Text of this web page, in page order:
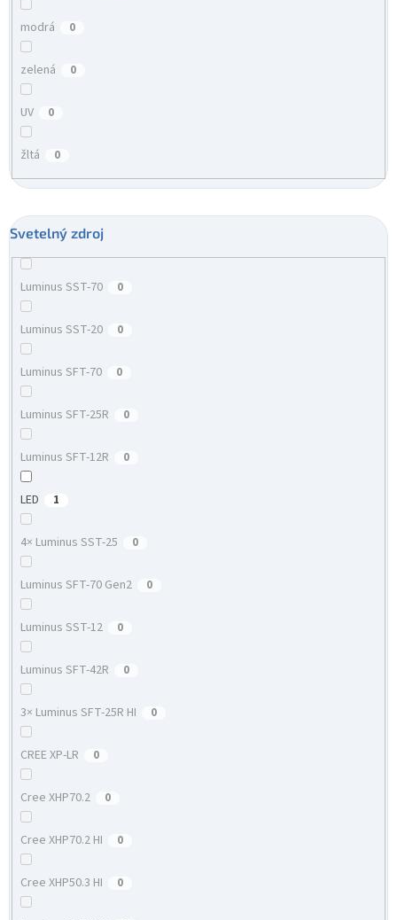
modrá 0
zelená 0
UV 0
žltá 0
Svetelný zdroj
Luminus SST-70 0
Luminus SST-20 0
Luminus SFT-70 0
Luminus SFT-25R 0
Luminus SFT-12R 0
LED 1
4× Luminus SST-25 0
Luminus SFT-70 Gen2 0
Luminus SST-12 0
Luminus SFT-42R 0
3× Luminus SFT-25R HI 0
CREE XP-LR 0
Cree XHP70.2 0
Cree XHP70.2 HI 0
Cree XHP50.3 HI 0